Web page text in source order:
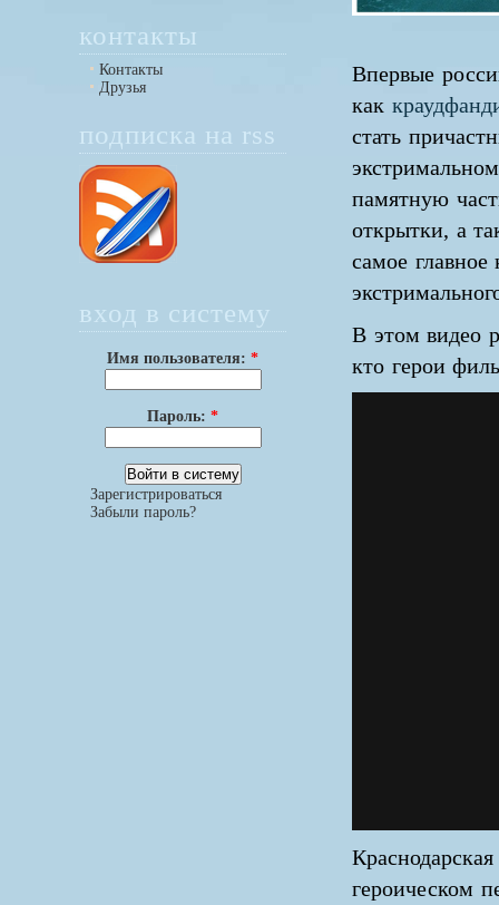
контакты
Контакты
Друзья
подписка на rss
вход в систему
Имя пользователя:*
Пароль:*
Зарегистрироваться
Забыли пароль?
Впервые
как
стать
памятную
открытки, а
самое главное
В этом видео
кто герои
героическом